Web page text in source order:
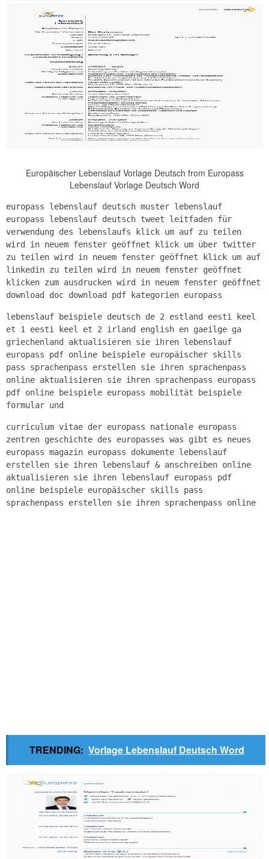
Europäischer Lebenslauf Vorlage Deutsch from Europass
Lebenslauf Vorlage Deutsch Word
europass lebenslauf deutsch muster lebenslauf
europass lebenslauf deutsch tweet leitfaden für
verwendung des lebenslaufs klick um auf zu teilen
wird in neuem fenster geöffnet klick um über twitter
zu teilen wird in neuem fenster geöffnet klick um auf
linkedin zu teilen wird in neuem fenster geöffnet
klicken zum ausdrucken wird in neuem fenster geöffnet
download doc download pdf kategorien europass
lebenslauf beispiele deutsch de 2 estland eesti keel
et 1 eesti keel et 2 irland english en gaeilge ga
griechenland aktualisieren sie ihren lebenslauf
europass pdf online beispiele europäischer skills
pass sprachenpass erstellen sie ihren sprachenpass
online aktualisieren sie ihren sprachenpass europass
pdf online beispiele europass mobilität beispiele
formular und
curriculum vitae der europass nationale europass
zentren geschichte des europasses was gibt es neues
europass magazin europass dokumente lebenslauf
erstellen sie ihren lebenslauf & anschreiben online
aktualisieren sie ihren lebenslauf europass pdf
online beispiele europäischer skills pass
sprachenpass erstellen sie ihren sprachenpass online
TRENDING: Vorlage Lebenslauf Deutsch Word